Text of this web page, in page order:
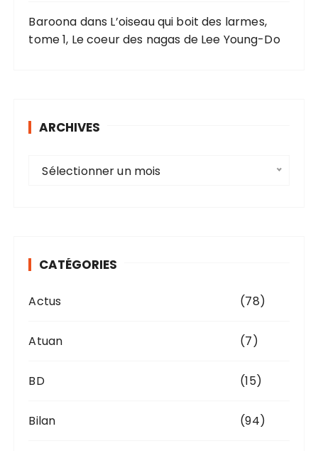
Baroona dans L’oiseau qui boit des larmes,
tome 1, Le coeur des nagas de Lee Young-Do
ARCHIVES
e
Sélectionner un mois
CATÉGORIES
Actus (78)
Atuan (7)
BD (15)
Bilan (94)